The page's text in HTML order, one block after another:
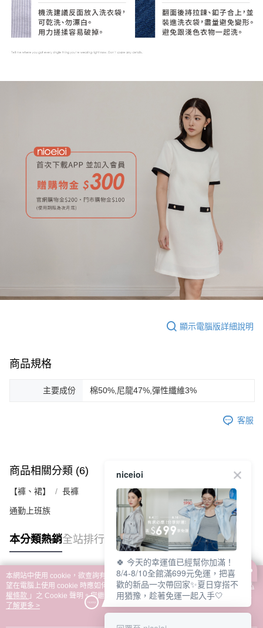
顯示電腦版詳細說明
商品規格
主要成份 棉50%,尼龍47%,彈性纖維3%
客服
商品相關分類 (6) 查看全部
【褲、裙】 長褲
通勤上班族
本分類熱銷全站排行
熱門標籤
本網站中使用 cookie，欲查詢有關本網站使用 cookie 方式之詳情，及若您不希
望在電腦上使用 cookie 時應如何變更電腦的 cookie 設定，請參閱本網站「
隱私
權條款 」之 Cookie 聲明。您繼續使用本網站即表示您同意本公司得按本網站使
用條款之 Cookie 聲明使用 cookie。
了解更多 >
niceioi
🍀 今天的幸運值已經幫你加滿！
8/4-8/10全館滿699元免運，把喜
歡的新品一次帶回家✨夏日穿搭不
用猶豫，趁著免運一起入手🤍